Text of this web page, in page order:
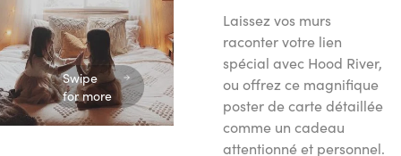
Swipe
for more
Laissez vos murs
raconter votre lien
spécial avec Hood River,
ou offrez ce magnifique
poster de carte détaillée
comme un cadeau
attentionné et personnel.